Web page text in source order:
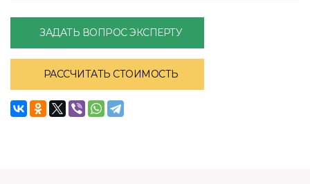
ЗАДАТЬ ВОПРОС ЭКСПЕРТУ
РАССЧИТАТЬ СТОИМОСТЬ